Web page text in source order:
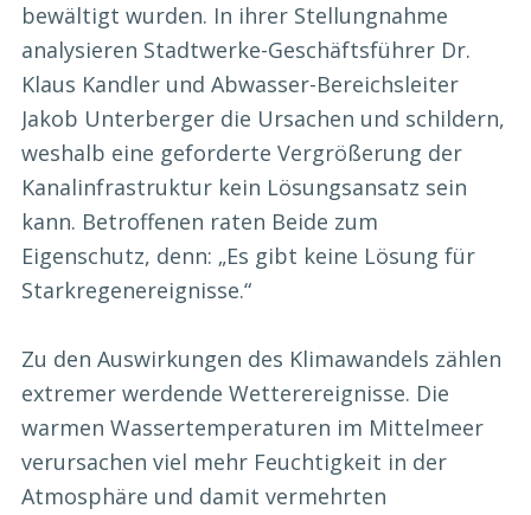
bewältigt wurden. In ihrer Stellungnahme
analysieren Stadtwerke-Geschäftsführer Dr.
Klaus Kandler und Abwasser-Bereichsleiter
Jakob Unterberger die Ursachen und schildern,
weshalb eine geforderte Vergrößerung der
Kanalinfrastruktur kein Lösungsansatz sein
kann. Betroffenen raten Beide zum
Eigenschutz, denn: „Es gibt keine Lösung für
Starkregenereignisse.“
Zu den Auswirkungen des Klimawandels zählen
extremer werdende Wetterereignisse. Die
warmen Wassertemperaturen im Mittelmeer
verursachen viel mehr Feuchtigkeit in der
Atmosphäre und damit vermehrten